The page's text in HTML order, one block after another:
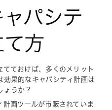
パシテ
て方
ておけば、多くのメリット
効果的なキャパシティ計画は
ょうか？
画ツールが市販されていま